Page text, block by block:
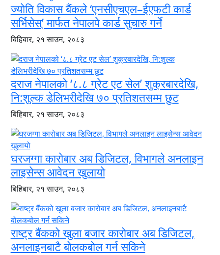
ज्योति विकास बैंकले ‘एनसीएचएल–ईएफटी कार्ड
सर्भिसेस्’ मार्फत नेपालपे कार्ड सुचारु गर्ने
बिहिबार, २१ साउन, २०८३
दराज नेपालको ‘८.८ ग्रेट एट सेल’ शुक्रबारदेखि,
नि:शुल्क डेलिभरीदेखि ७० प्रतिशतसम्म छुट
बिहिबार, २१ साउन, २०८३
घरजग्गा कारोबार अब डिजिटल, विभागले अनलाइन
लाइसेन्स आवेदन खुलायो
बिहिबार, २१ साउन, २०८३
राष्ट्र बैंकको खुला बजार कारोबार अब डिजिटल,
अनलाइनबाटै बोलकबोल गर्न सकिने